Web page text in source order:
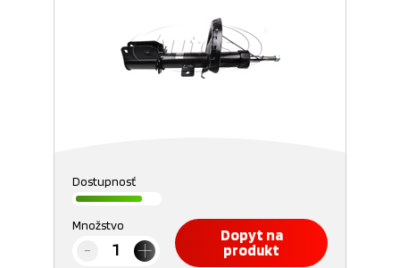
Dostupnosť
Množstvo
Dopyt na
produkt